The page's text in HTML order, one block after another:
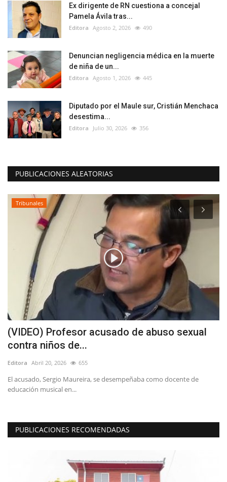
Ex dirigente de RN cuestiona a concejal
Pamela Ávila tras...
Editora Agosto 2, 2026 490
Denuncian negligencia médica en la muerte
de niña de un...
Editora Agosto 1, 2026 445
Diputado por el Maule sur, Cristián Menchaca
desestima...
Editora Julio 30, 2026 356
PUBLICACIONES ALEATORIAS
Tribunales
(VIDEO) Profesor acusado de abuso sexual
contra niños de...
Editora Abril 20, 2026 655
El acusado, Sergio Maureira, se desempeñaba como docente de
educación musical en...
PUBLICACIONES RECOMENDADAS